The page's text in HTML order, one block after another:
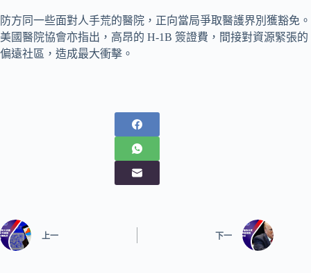
防方同一些面對人手荒的醫院，正向當局爭取醫護界別獲豁免。
美國醫院協會亦指出，高昂的 H-1B 簽證費，間接對資源緊張的
偏遠社區，造成最大衝擊。
上一 下一